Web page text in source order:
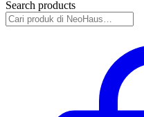
Search products